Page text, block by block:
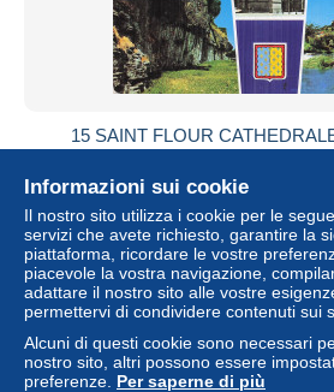
15 SAINT FLOUR
Stato
Nuovo
Informazioni sui cookie
Il nostro sito utilizza i cookie per le
servizi che avete richiesto, garantire la
piattaforma, ricordare le vostre
piacevole la vostra navigazione,
adattare il nostro sito alle vostre
permettervi di condividere contenuti sui
Alcuni di questi cookie sono necessari
nostro sito, altri possono essere
preferenze. Per saperne di più